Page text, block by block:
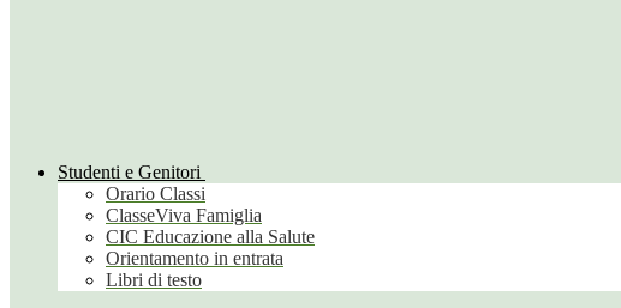
Studenti e Genitori
Orario Classi
ClasseViva Famiglia
CIC Educazione alla Salute
Orientamento in entrata
Libri di testo